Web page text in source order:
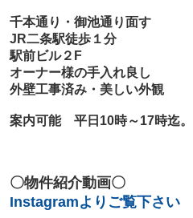
千本通り・御池通り面す
JR二条駅徒歩１分
駅前ビル２F
オーナー様の手入れ良し
外壁工事済み・美しい外観
案内可能 平日10時～17時迄。
〇物件紹介動画〇
Instagramよりご覧下さい